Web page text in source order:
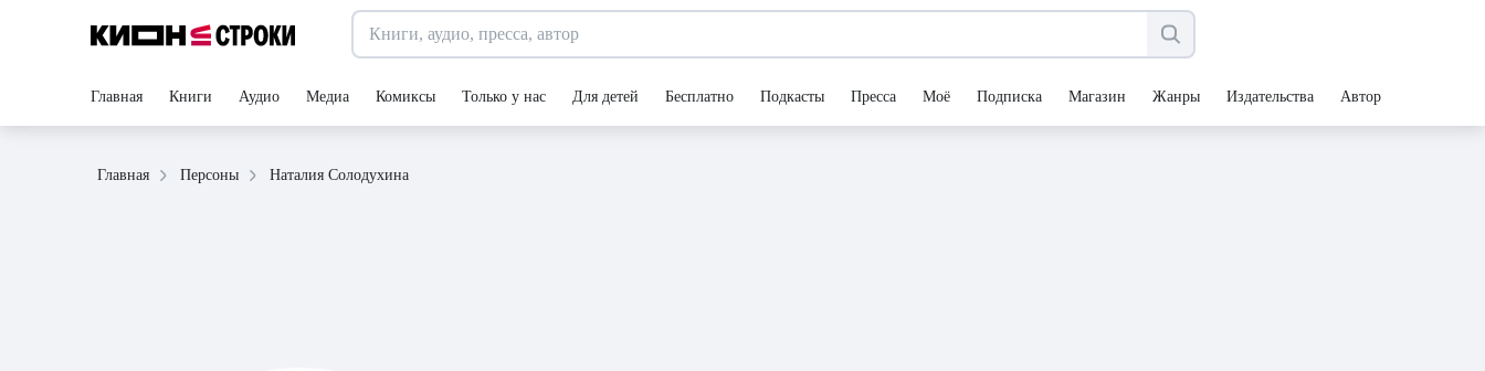
Главная Книги Аудио Медиа Комиксы Только у нас Для детей Бесплатно Подкасты Пресса Моё Подписка Магазин Жанры Издательства Авторы
Главная Персоны Наталия Солодухина